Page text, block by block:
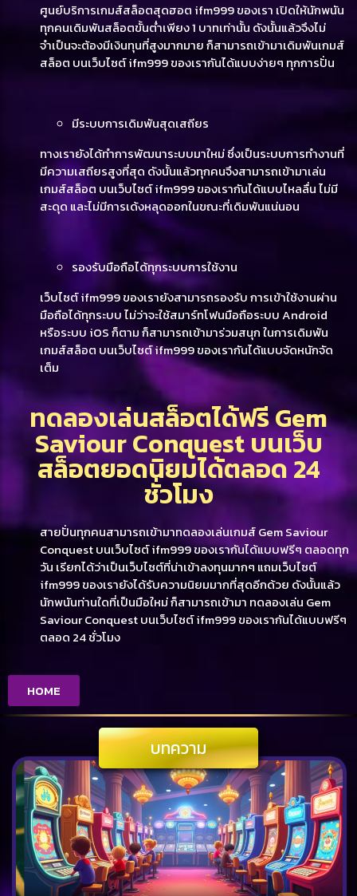
ศูนย์บริการเกมส์สล็อตสุดฮอต ifm999 ของเรา เปิดให้นักพนัน
ทุกคนเดิมพันสล็อตขั้นต่ำเพียง 1 บาทเท่านั้น ดังนั้นแล้วจึงไม่
จำเป็นจะต้องมีเงินทุนที่สูงมากมาย ก็สามารถเข้ามาเดิมพันเกมส์
สล็อต บนเว็บไซต์ ifm999 ของเรากันได้แบบง่ายๆ ทุกการปั่น
มีระบบการเดิมพันสุดเสถียร
ทางเรายังได้ทำการพัฒนาระบบมาใหม่ ซึ่งเป็นระบบการทำงานที่
มีความเสถียรสูงที่สุด ดังนั้นแล้วทุกคนจึงสามารถเข้ามาเล่น
เกมส์สล็อต บนเว็บไซต์ ifm999 ของเรากันได้แบบไหลลื่น ไม่มี
สะดุด และไม่มีการเด้งหลุดออกในขณะที่เดิมพันแน่นอน
รองรับมือถือได้ทุกระบบการใช้งาน
เว็บไซต์ ifm999 ของเรายังสามารถรองรับ การเข้าใช้งานผ่าน
มือถือได้ทุกระบบ ไม่ว่าจะใช้สมาร์ทโฟนมือถือระบบ Android
หรือระบบ iOS ก็ตาม ก็สามารถเข้ามาร่วมสนุก ในการเดิมพัน
เกมส์สล็อต บนเว็บไซต์ ifm999 ของเรากันได้แบบจัดหนักจัด
เต็ม
ทดลองเล่นสล็อตได้ฟรี Gem
Saviour Conquest บนเว็บ
สล็อตยอดนิยมได้ตลอด 24
ชั่วโมง
สายปั่นทุกคนสามารถเข้ามาทดลองเล่นเกมส์ Gem Saviour
Conquest บนเว็บไซต์ ifm999 ของเรากันได้แบบฟรีๆ ตลอดทุก
วัน เรียกได้ว่าเป็นเว็บไซต์ที่น่าเข้าลงทุนมากๆ แถมเว็บไซต์
ifm999 ของเรายังได้รับความนิยมมากที่สุดอีกด้วย ดังนั้นแล้ว
นักพนันท่านใดที่เป็นมือใหม่ ก็สามารถเข้ามา ทดลองเล่น Gem
Saviour Conquest บนเว็บไซต์ ifm999 ของเรากันได้แบบฟรีๆ
ตลอด 24 ชั่วโมง
HOME
บทความ